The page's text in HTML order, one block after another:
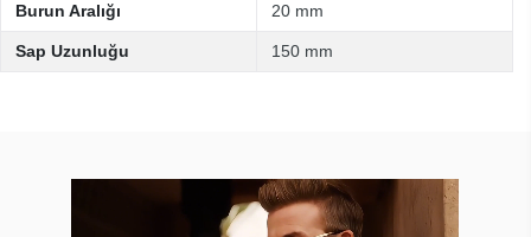
Burun Aralığı 20 mm
Sap Uzunluğu 150 mm